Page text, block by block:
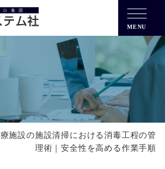
MENU
療施設の施設清掃における消毒工程の管
理術｜安全性を高める作業手順